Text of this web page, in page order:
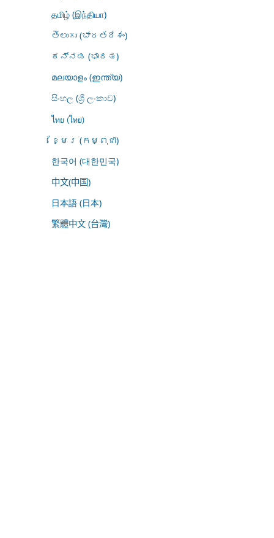
தமிழ் (இந்தியா)
తెలుగు (భారతదేశం)
ಕನ್ನಡ (ಭಾರತ)
മലയാളം (ഇന്ത്യ)
සිංහල (ශ්‍රී ලංකාව)
ไทย (ไทย)
ខ្មែរ (កម្ពុជា)
한국어 (대한민국)
中文(中国)
日本語 (日本)
繁體中文 (台灣)